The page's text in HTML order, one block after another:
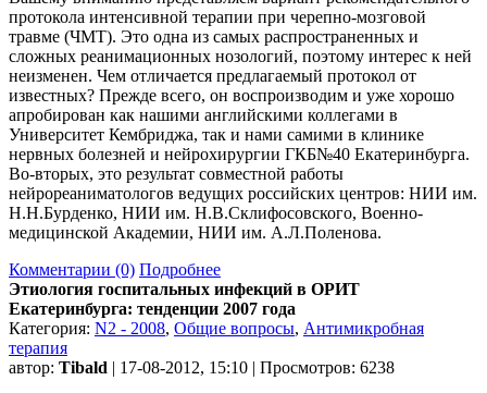
протокола интенсивной терапии при черепно-мозговой
травме (ЧМТ). Это одна из самых распространенных и
сложных реанимационных нозологий, поэтому интерес к ней
неизменен. Чем отличается предлагаемый протокол от
известных? Прежде всего, он воспроизводим и уже хорошо
апробирован как нашими английскими коллегами в
Университет Кембриджа, так и нами самими в клинике
нервных болезней и нейрохирургии ГКБ№40 Екатеринбурга.
Во-вторых, это результат совместной работы
нейрореаниматологов ведущих российских центров: НИИ им.
Н.Н.Бурденко, НИИ им. Н.В.Склифосовского, Военно-
медицинской Академии, НИИ им. А.Л.Поленова.
Комментарии (0) Подробнее
Этиология госпитальных инфекций в ОРИТ
Екатеринбурга: тенденции 2007 года
Категория: N2 - 2008, Общие вопросы, Антимикробная
терапия
автор: Tibald | 17-08-2012, 15:10 | Просмотров: 6238